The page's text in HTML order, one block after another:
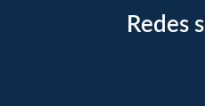
Redes